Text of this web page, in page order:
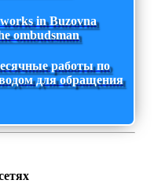
in Buzovna
ombudsman
работы по
для обращения